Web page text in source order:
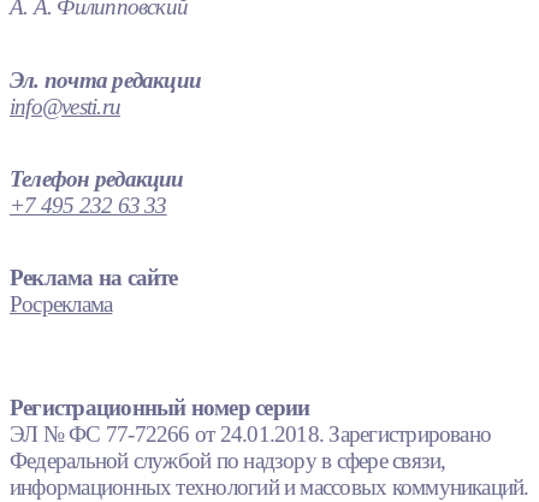
А. А. Филипповский
Эл. почта редакции
info@vesti.ru
Телефон редакции
+7 495 232 63 33
Реклама на сайте
Росреклама
Регистрационный номер серии
ЭЛ № ФС 77-72266 от 24.01.2018. Зарегистрировано
Федеральной службой по надзору в сфере связи,
информационных технологий и массовых коммуникаций.